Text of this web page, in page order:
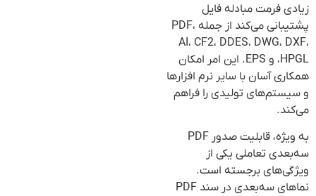
زیادی فرمت مبادله فایل
پشتیبانی می‌کند از جمله PDF،
AI، CF2، DDES، DWG، DXF،
HPGL، و EPS. این امر امکان
همکاری آسان با سایر نرم افزارها
و سیستم‌های تولیدی را فراهم
می‌کند.
به ویژه، قابلیت صدور PDF
سه‌بعدی تعاملی یکی از
ویژگی‌های برجسته است.
نماهای سه‌بعدی در سند PDF